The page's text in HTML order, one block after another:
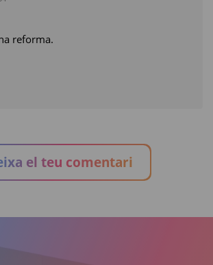
reforma.
el teu comentari